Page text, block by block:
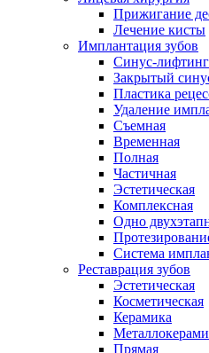
Прижигание
Лечение кисты
Имплантация зубов
Синус-
Закрытый
Пластика
Удаление
Съемная
Временная
Полная
Частичная
Эстетическая
Комплексная
Одно
Система
Реставрация зубов
Эстетическая
Косметическая
Керамика
Прямая